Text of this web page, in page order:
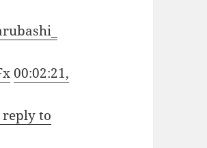
00:02:21,
to